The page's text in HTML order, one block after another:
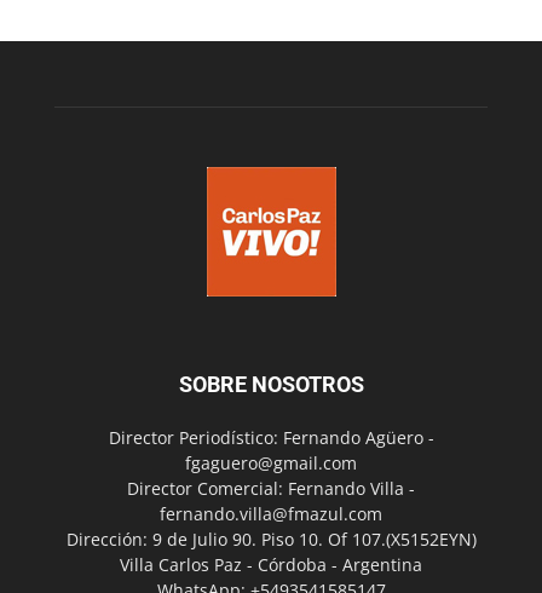
SOBRE NOSOTROS
Director Periodístico: Fernando Agüero -
fgaguero@gmail.com
Director Comercial: Fernando Villa -
fernando.villa@fmazul.com
Dirección: 9 de Julio 90. Piso 10. Of 107.(X5152EYN)
Villa Carlos Paz - Córdoba - Argentina